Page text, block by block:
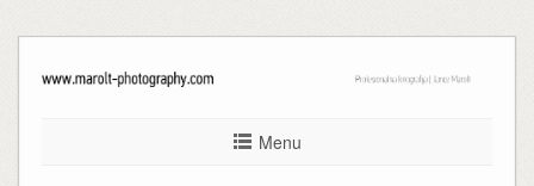
Menu